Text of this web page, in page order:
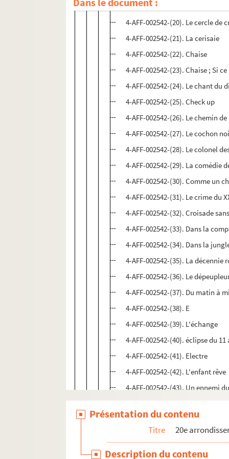
4-AFF-002542-(19). Catoblépas
4-AFF-002542-(20). Le cercle de
4-AFF-002542-(21). La cerisaie
4-AFF-002542-(22). Chaise
4-AFF-002542-(23). Chaise ; Si
4-AFF-002542-(24). Le chant du
4-AFF-002542-(25). Check up
4-AFF-002542-(26). Le chemin
4-AFF-002542-(27). Le cochon
4-AFF-002542-(28). Le colonel
4-AFF-002542-(29). La comédie
4-AFF-002542-(30). Comme un
4-AFF-002542-(31). Le crime du
4-AFF-002542-(32). Croisade
4-AFF-002542-(33). Dans la
4-AFF-002542-(34). Dans la
4-AFF-002542-(35). La décennie
4-AFF-002542-(36). Le
4-AFF-002542-(37). Du matin à
4-AFF-002542-(38). E
4-AFF-002542-(39). L'échange
4-AFF-002542-(40). éclipse du
4-AFF-002542-(41). Electre
4-AFF-002542-(42). L'enfant rêve
4-AFF-002542-(43). Un ennemi
4-AFF-002542-(45). Et puis,
4-AFF-002542-(46).
4-AFF-002542-(47). Fairy queen
Présentation du contenu
Titre 20e
Description du contenu